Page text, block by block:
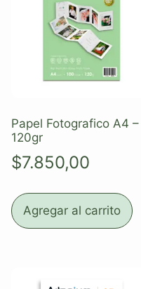
Papel Fotografico A4 –
120gr
$7.850,00
Agregar al carrito